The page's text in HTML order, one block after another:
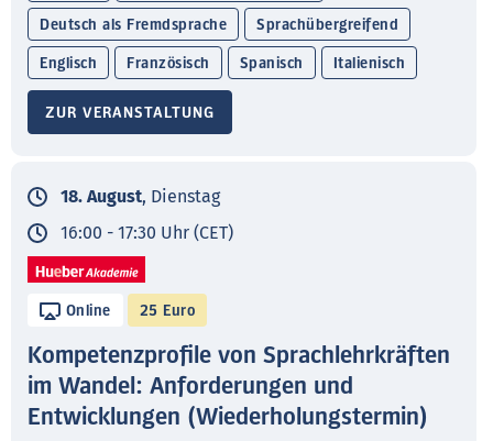
Deutsch als Fremdsprache Sprachübergreifend
Englisch Französisch Spanisch Italienisch
ZUR VERANSTALTUNG
18. August, Dienstag
16:00 - 17:30 Uhr (CET)
Online 25 Euro
Kompetenzprofile von Sprachlehrkräften
im Wandel: Anforderungen und
Entwicklungen (Wiederholungstermin)